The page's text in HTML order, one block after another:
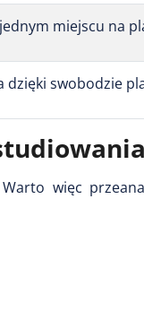
miejscu na
dzięki swobodzie
więc